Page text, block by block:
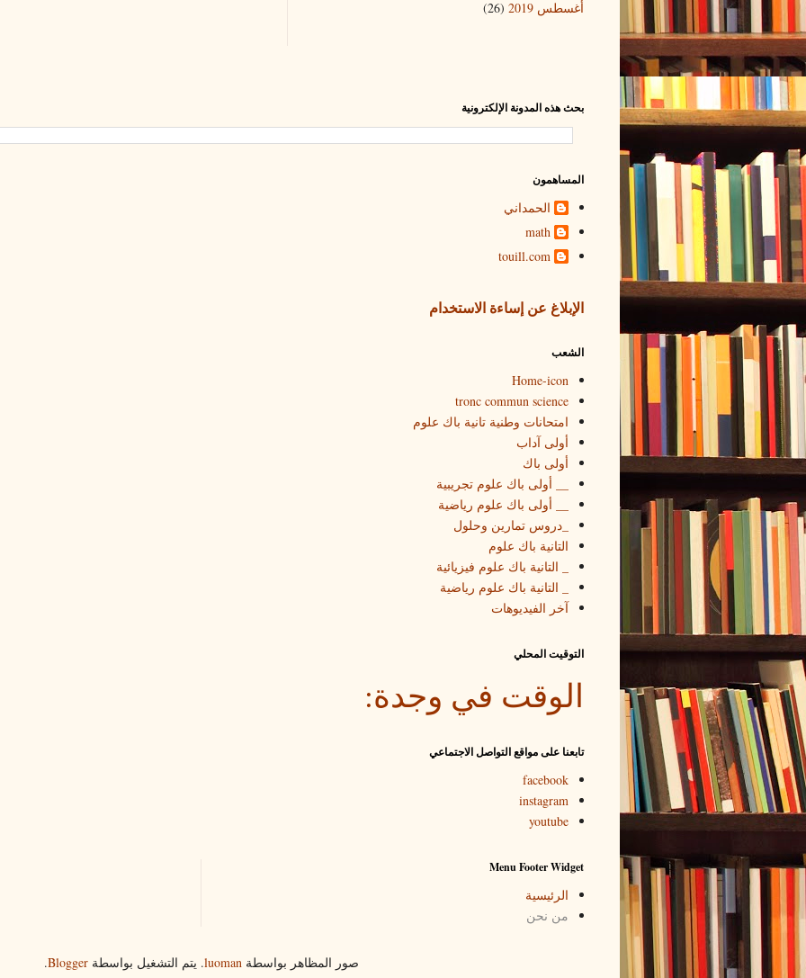
أغسطس 2019
(26)
بحث هذه المدونة الإلكترونية
المساهمون
الحمداني
math
touill.com
الإبلاغ عن إساءة الاستخدام
الشعب
Home-icon
tronc commun science
امتحانات وطنية تانية باك علوم
أولى آداب
أولى باك
__ أولى باك علوم تجريبية
__ أولى باك علوم رياضية
_دروس تمارين وحلول
التانية باك علوم
_ التانية باك علوم فيزيائية
_ التانية باك علوم رياضية
آخر الفيديوهات
التوقيت المحلي
الوقت في وجدة:
تابعنا على مواقع التواصل الاجتماعي
facebook
instagram
youtube
Menu Footer Widget
الرئيسية
من نحن
صور المظاهر بواسطة luoman. يتم التشغيل بواسطة Blogger
.